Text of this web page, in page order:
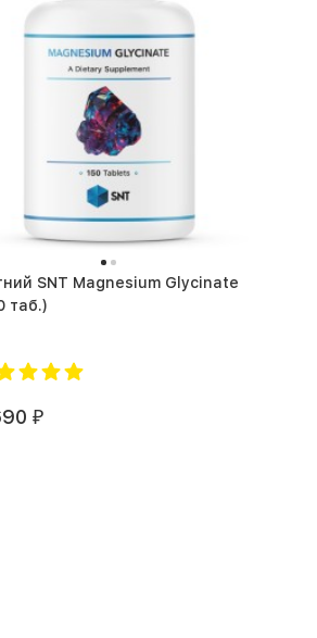
SNT Magnesium Glycinate
таб.)
₽